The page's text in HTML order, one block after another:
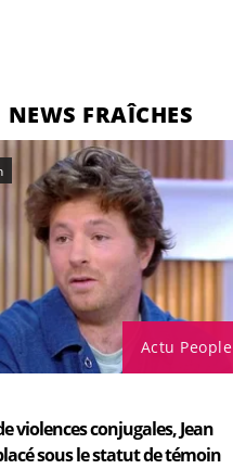
NEWS FRAÎCHES
Actu People
violences conjugales, Jean
sous le statut de témoin